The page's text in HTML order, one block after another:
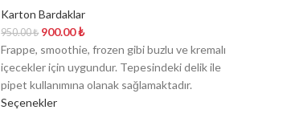
Karton Bardaklar
950.00₺ 900.00₺
Frappe, smoothie, frozen gibi buzlu ve kremalı
içecekler için uygundur. Tepesindeki delik ile
pipet kullanımına olanak sağlamaktadır.
Seçenekler